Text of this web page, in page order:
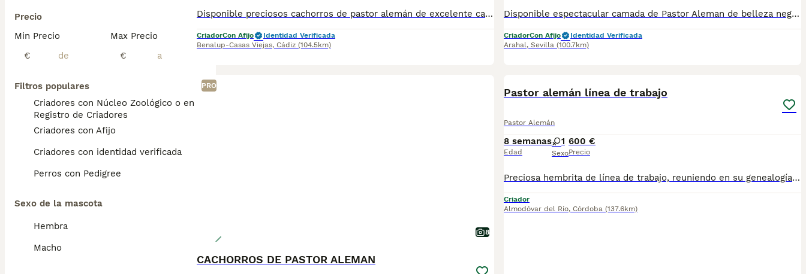
Precio
Min Precio
€
Max Precio
€
Filtros populares
Criadores con Núcleo Zoológico o en el
Registro de Criadores
Criadores con Afijo
Criadores con identidad verificada
Perros con Pedigree
Sexo de la mascota
Hembra
Macho
Disponible preciosos cachorros de pastor alemán de excelente calidad, muy pigmentados y destacada línea de sangre. Hijos de Xenoa de Xamberi y koto de Auringis, ambos progenitores libres de displasia, criados en ambiente familiar. Para más información, fotografías o reservas, contactar por mensaje privado o telefónico.
CriadorCon Afijo
Identidad Verificada
Benalup-Casas Viejas, Cádiz (104.5km)
Disponible espectacular camada de Pastor Aleman de belleza negro fuego y negro sólido, se entregan a partir de los 50 días de edad con la primera vacuna, desparasitado y cartilla veterinaria, criados en ambiente familiar muy nobles y cariñosos. Más información al 607491090
CriadorCon Afijo
Identidad Verificada
Arahal, Sevilla (100.7km)
PRO
8
CACHORROS DE PASTOR ALEMAN
Pastor alemán línea de trabajo
Pastor Alemán
8 semanas
Edad
1
Sexo
600 €
Precio
Preciosa hembrita de línea de trabajo, reuniendo en su genealogía los mejores perros de ring francés, knpv y igp Se entregan vacunados, chipados e inscritos en la Real sociedad canina de España Contacto por WhatsApp al 664 08 02 19
Criador
Almodóvar del Río, Córdoba (137.6km)